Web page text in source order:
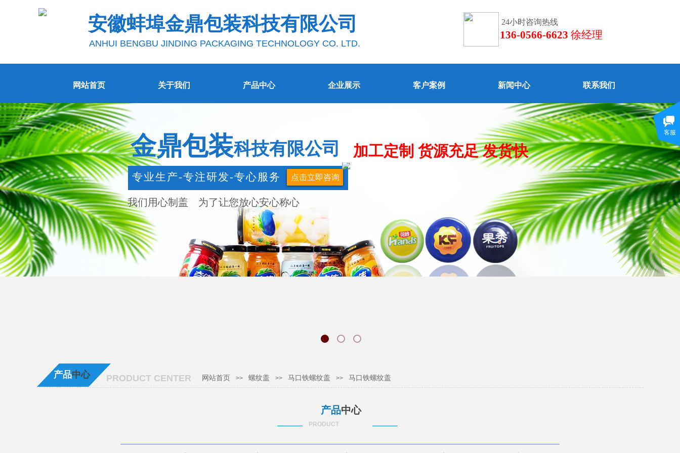
网站首页 关于我们 产品中心 企业展示 客户案例 新闻中心 联系我们
金鼎包装科技有限公司 加工定制 货源充足 发货快
点击立即咨询
专业生产-专注研发-专心服务
我们用心制盖 为了让您放心安心称心
产品中心 PRODUCT CENTER 网站首页 >> 螺纹盖 >> 马口铁螺纹盖 >> 马口铁螺纹盖
产品中心
PRODUCT
24小时咨询热线
136-0566-6623 徐经理
安徽蚌埠金鼎包装科技有限公司
ANHUI BENGBU JINDING PACKAGING TECHNOLOGY CO. LTD.
客服